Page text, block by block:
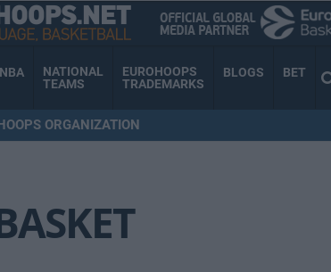
NBA
NATIONAL
TEAMS
EUROHOOPS
TRADEMARKS
BLOGS BET
ORGANIZATION